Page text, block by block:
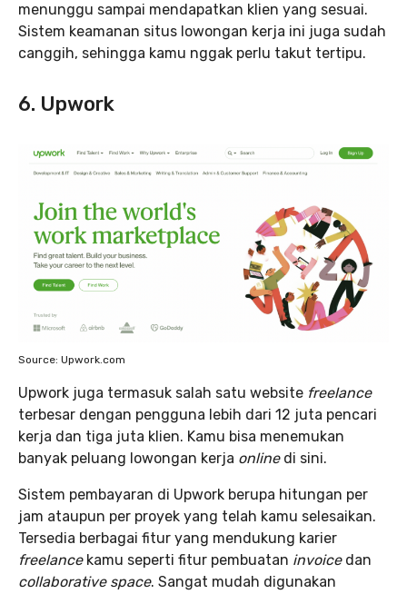
menunggu sampai mendapatkan klien yang sesuai.
Sistem keamanan situs lowongan kerja ini juga sudah
canggih, sehingga kamu nggak perlu takut tertipu.
6. Upwork
Source: Upwork.com
Upwork juga termasuk salah satu website freelance
terbesar dengan pengguna lebih dari 12 juta pencari
kerja dan tiga juta klien. Kamu bisa menemukan
banyak peluang lowongan kerja online di sini.
Sistem pembayaran di Upwork berupa hitungan per
jam ataupun per proyek yang telah kamu selesaikan.
Tersedia berbagai fitur yang mendukung karier
freelance kamu seperti fitur pembuatan invoicedan
collaborative space. Sangat mudah digunakan